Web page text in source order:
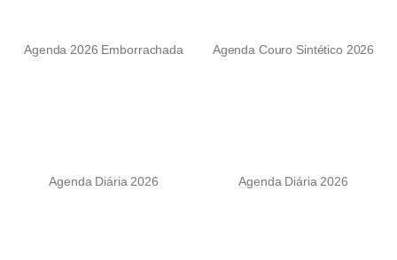
Agenda 2026 Emborrachada Agenda Couro Sintético 2026
Agenda Diária 2026 Agenda Diária 2026